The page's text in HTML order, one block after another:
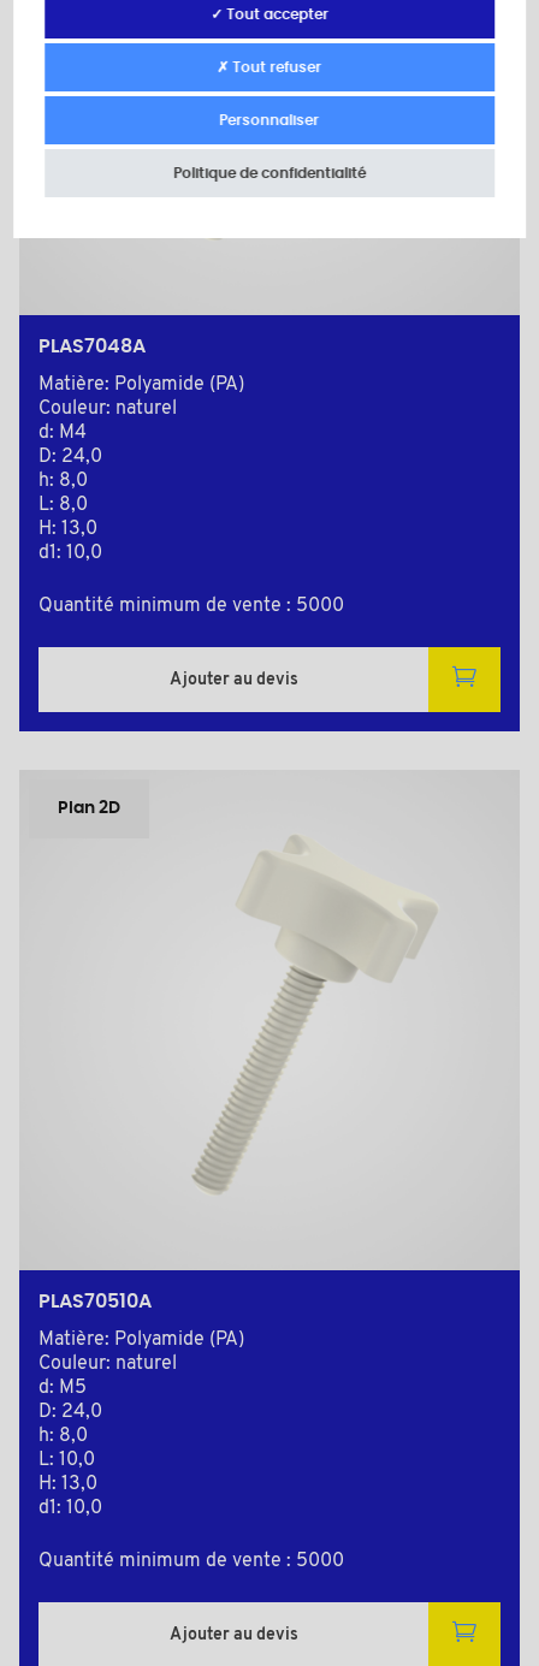
PLAS7048A
Matière: Polyamide (PA)
Couleur: naturel
d: M4
D: 24,0
h: 8,0
L: 8,0
H: 13,0
d1: 10,0
Quantité minimum de vente : 5000
Ajouter au devis
Plan 2D
PLAS70510A
Matière: Polyamide (PA)
Couleur: naturel
d: M5
D: 24,0
h: 8,0
L: 10,0
H: 13,0
d1: 10,0
Quantité minimum de vente : 5000
Ajouter au devis
✓ Tout accepter
✗ Tout refuser
Personnaliser
Politique de confidentialité